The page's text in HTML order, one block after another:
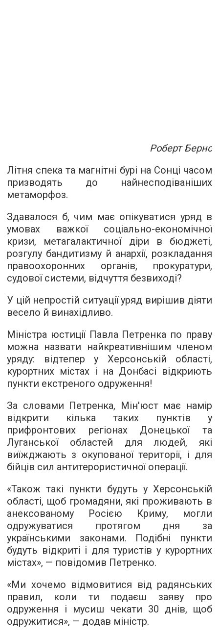
Роберт Бернс
Літня спека та магнітні бурі на Сонці часом
призводять до найнесподіваніших
метаморфоз.
Здавалося б, чим має опікуватися уряд в
умовах важкої соціально-економічної
кризи, метагалактичної діри в бюджеті,
розгулу бандитизму й анархії, розкладання
правоохоронних органів, прокуратури,
судової системи, відчуття безвиході?
У цій непростій ситуації уряд вирішив діяти
весело й винахідливо.
Міністра юстиції Павла Петренка по праву
можна назвати найкреативнішим членом
уряду: відтепер у Херсонській області,
курортних містах і на Донбасі відкриють
пункти екстреного одруження!
За словами Петренка, Мін'юст має намір
відкрити кілька таких пунктів у
прифронтових регіонах Донецької та
Луганської областей для людей, які
виїжджають з окупованої території, і для
бійців сил антитерористичної операції.
«Також такі пункти будуть у Херсонській
області, щоб громадяни, які проживають в
анексованому Росією Криму, могли
одружуватися протягом дня за
українськими законами. Подібні пункти
будуть відкриті і для туристів у курортних
містах», — повідомив Петренко.
«Ми хочемо відмовитися від радянських
правил, коли ти подаєш заяву про
одруження і мусиш чекати 30 днів, щоб
одружитися», — додав міністр.